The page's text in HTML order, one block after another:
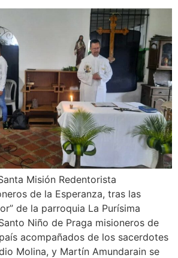
Misión Redentorista
de la Esperanza, tras las
de la parroquia La Purísima
Niño de Praga misioneros de
acompañados de los sacerdotes
Molina, y Martín Amundarain se